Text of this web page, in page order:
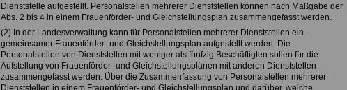
Dienststelle aufgestellt. Personalstellen mehrerer Dienststellen können nach Maßgabe der
Abs. 2 bis 4 in einem Frauenförder- und Gleichstellungsplan zusammengefasst werden.
(2) In der Landesverwaltung kann für Personalstellen mehrerer Dienststellen ein
gemeinsamer Frauenförder- und Gleichstellungsplan aufgestellt werden. Die
Personalstellen von Dienststellen mit weniger als fünfzig Beschäftigten sollen für die
Aufstellung von Frauenförder- und Gleichstellungsplänen mit anderen Dienststellen
zusammengefasst werden. Über die Zusammenfassung von Personalstellen mehrerer